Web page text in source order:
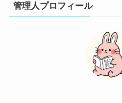
管理人プロフィール